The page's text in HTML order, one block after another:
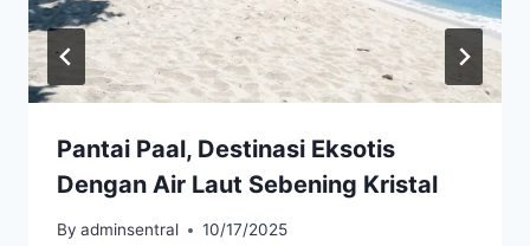
Pantai Paal, Destinasi Eksotis
Dengan Air Laut Sebening Kristal
By adminsentral 10/17/2025